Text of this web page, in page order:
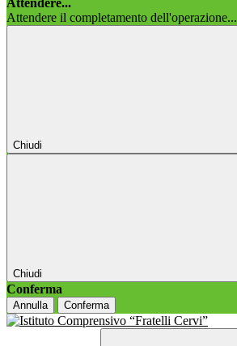
Attendere...
Attendere il completamento dell'operazione...
Chiudi
Chiudi
Conferma
Annulla Conferma